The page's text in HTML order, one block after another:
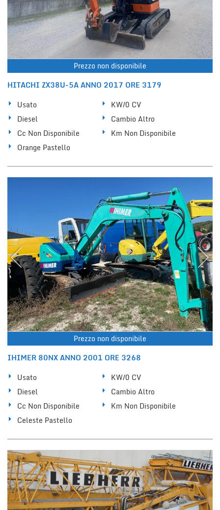
Prezzo non disponibile
HITACHI ZX38U-5A ANNO 2017 ORE 3179
Usato
KW/0 CV
Diesel
Cambio Altro
Cc Non Disponibile
Km Non Disponibile
Orange Pastello
Prezzo non disponibile
IHIMER 80NX ANNO 2001 ORE 3268
Usato
KW/0 CV
Diesel
Cambio Altro
Cc Non Disponibile
Km Non Disponibile
Celeste Pastello